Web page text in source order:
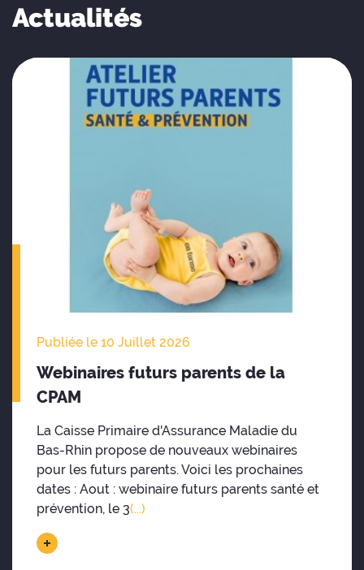
Actualités
Publiée le 10 Juillet 2026
Webinaires futurs parents de la
CPAM
La Caisse Primaire d'Assurance Maladie du
Bas-Rhin propose de nouveaux webinaires
pour les futurs parents. Voici les prochaines
dates : Aout : webinaire futurs parents santé et
prévention, le 3(...)